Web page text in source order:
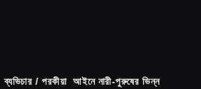
ব্যভিচার / পরকীয়া আইনে নারী-পুরুষের ভিন্ন